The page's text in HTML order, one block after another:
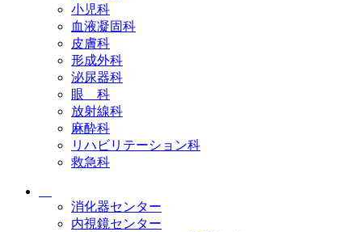
小児科
血液凝固科
皮膚科
形成外科
泌尿器科
眼 科
放射線科
麻酔科
リハビリテーション科
救急科
消化器センター
内視鏡センター